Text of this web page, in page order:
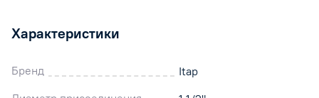
Характеристики
Бренд
Itap